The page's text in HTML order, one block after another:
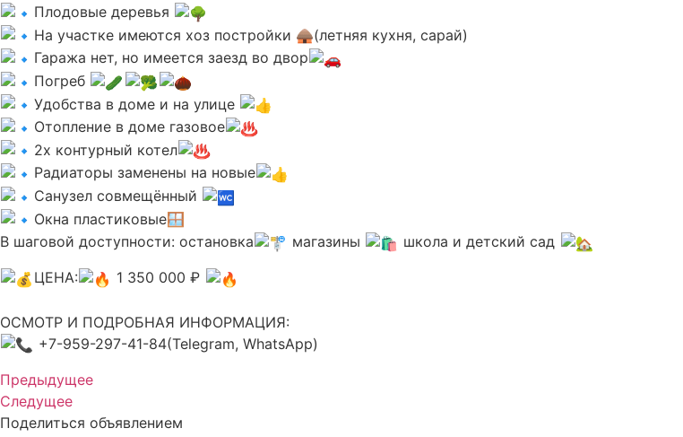
Плодовые деревья
На участке имеются хоз постройки 🛖(летняя кухня, сарай)
Гаража нет, но имеется заезд во двор
Погреб
Удобства в доме и на улице
Oтoплениe в доме газовое
2х контурный котел
Радиаторы заменены на новые
Санузел совмещённый
Окна пластиковые🪟
В шаговой доступности: остановка
магазины
школа и детский сад
ЦЕНА:
1 350 000 ₽
ОСМОТР И ПОДРОБНАЯ ИНФОРМАЦИЯ:
+7-959-297-41-84(Telegram, WhatsApp)
Предыдущее
Следущее
Поделиться объявлением